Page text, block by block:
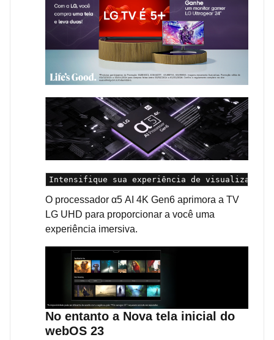
Intensifique sua experiência de visualização
O processador α5 AI 4K Gen6 aprimora a TV
LG UHD para proporcionar a você uma
experiência imersiva.
No entanto a Nova tela inicial do
webOS 23